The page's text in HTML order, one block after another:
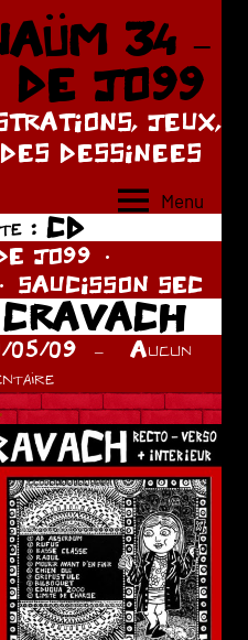
34 –
JO99
JEUX,
DESSINEES
Menu
: CD
JO99
SAUCISSON SEC
05/09
Aucun
.